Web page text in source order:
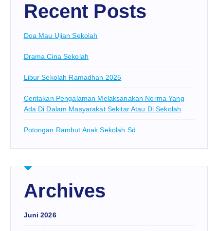
Recent Posts
Doa Mau Ujian Sekolah
Drama Cina Sekolah
Libur Sekolah Ramadhan 2025
Ceritakan Pengalaman Melaksanakan Norma Yang
Ada Di Dalam Masyarakat Sekitar Atau Di Sekolah
Potongan Rambut Anak Sekolah Sd
Archives
Juni 2026